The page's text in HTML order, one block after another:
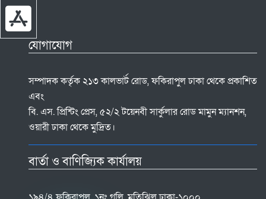
যোগাযোগ
সম্পাদক কর্তৃক ২১৩ কালভার্ট রোড, ফকিরাপুল ঢাকা থেকে প্রকাশিত
এবং
বি. এস. প্রিন্টিং প্রেস, ৫২/২ টয়েনবী সার্কুলার রোড মামুন ম্যানশন,
ওয়ারী ঢাকা থেকে মুদ্রিত।
বার্তা ও বাণিজ্যিক কার্যালয়